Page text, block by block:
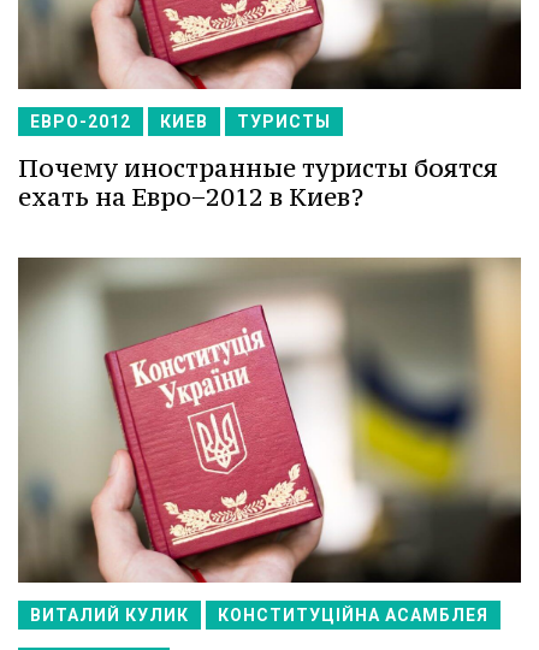
ЕВРО-2012 КИЕВ ТУРИСТЫ
Почему иностранные туристы боятся
ехать на Евро−2012 в Киев?
ВИТАЛИЙ КУЛИК КОНСТИТУЦІЙНА АСАМБЛЕЯ